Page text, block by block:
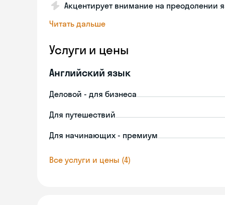
Акцентирует внимание на преодолении
Читать дальше
Услуги и цены
Английский язык
Деловой - для бизнеса
Для путешествий
Для начинающих - премиум
Все услуги и цены (4)